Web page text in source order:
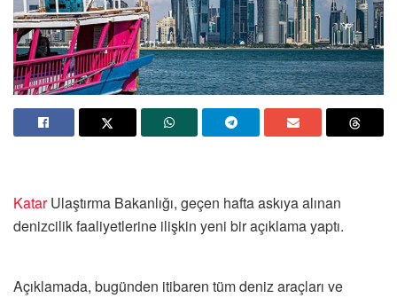
KatarUlaştırma Bakanlığı, geçen hafta askıya alınan
denizcilik faaliyetlerine ilişkin yeni bir açıklama yaptı.
Açıklamada, bugünden itibaren tüm deniz araçları ve